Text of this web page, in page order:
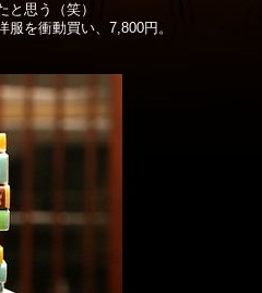
思う（笑）
を衝動買い、7,800円。